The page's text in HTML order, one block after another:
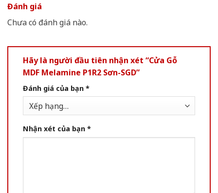
Đánh giá
Chưa có đánh giá nào.
Hãy là người đầu tiên nhận xét “Cửa Gỗ
MDF Melamine P1R2 Sơn-SGD”
Đánh giá của bạn *
Nhận xét của bạn *